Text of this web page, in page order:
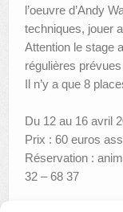
LE PORTAIL
l’oeuvre d’Andy
techniques, jouer
Attention le stage
régulières
Il n’y a que 8
Du 12 au 16 avril
Prix : 60 euros
Réservation :
32 – 68 37